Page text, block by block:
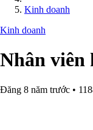
Kinh doanh
Kinh doanh
Nhân viên
Đăng 8 năm trước •